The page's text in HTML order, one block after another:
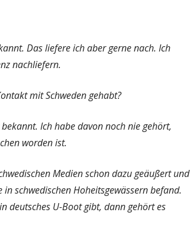
Das liefere ich aber gerne nach. Ich
nachliefern.
mit Schweden gehabt?
Ich habe davon noch nie gehört,
worden ist.
Medien schon dazu geäußert und
schwedischen Hoheitsgewässern befand.
deutsches U-Boot gibt, dann gehört es